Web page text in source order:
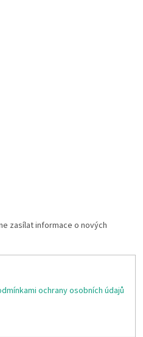
zasílat informace o nových
ochrany osobních údajů